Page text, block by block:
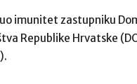
imunitet zastupniku
Republike Hrvatske